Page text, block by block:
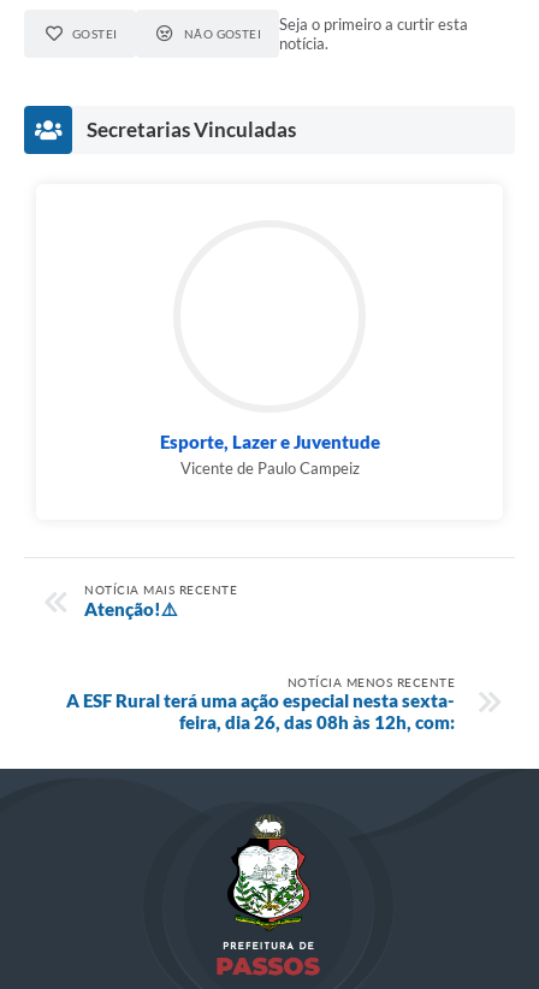
GOSTEI NÃO GOSTEI
Seja o primeiro a curtir esta
notícia.
Secretarias Vinculadas
Esporte, Lazer e Juventude
Vicente de Paulo Campeiz
NOTÍCIA MAIS RECENTE
Atenção!⚠️
NOTÍCIA MENOS RECENTE
A ESF Rural terá uma ação especial nesta sexta-
feira, dia 26, das 08h às 12h, com: